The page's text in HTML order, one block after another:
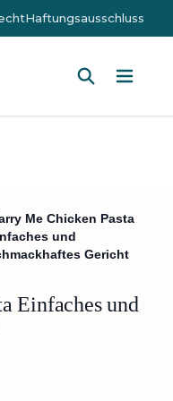
Haftungsausschluss
Me Chicken Pasta
und
Gericht
Einfaches und